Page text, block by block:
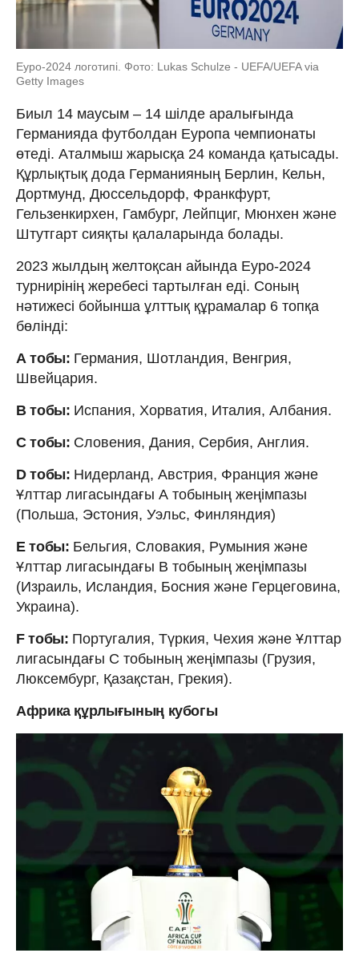
Еуро-2024 логотипі. Фото: Lukas Schulze - UEFA/UEFA via
Getty Images
Биыл 14 маусым – 14 шілде аралығында
Германияда футболдан Еуропа чемпионаты
өтеді. Аталмыш жарысқа 24 команда қатысады.
Құрлықтық дода Германияның Берлин, Кельн,
Дортмунд, Дюссельдорф, Франкфурт,
Гельзенкирхен, Гамбург, Лейпциг, Мюнхен және
Штутгарт сияқты қалаларында болады.
2023 жылдың желтоқсан айында Eуро-2024
турнирінің жеребесі тартылған еді. Соның
нәтижесі бойынша ұлттық құрамалар 6 топқа
бөлінді:
А тобы: Германия, Шотландия, Венгрия,
Швейцария.
B тобы: Испания, Хорватия, Италия, Албания.
С тобы: Словения, Дания, Сербия, Англия.
D тобы: Нидерланд, Австрия, Франция және
Ұлттар лигасындағы А тобының жеңімпазы
(Польша, Эстония, Уэльс, Финляндия)
E тобы: Бельгия, Словакия, Румыния және
Ұлттар лигасындағы B тобының жеңімпазы
(Израиль, Исландия, Босния және Герцеговина,
Украина).
F тобы: Португалия, Түркия, Чехия және Ұлттар
лигасындағы С тобының жеңімпазы (Грузия,
Люксембург, Қазақстан, Грекия).
Африка құрлығының кубогы